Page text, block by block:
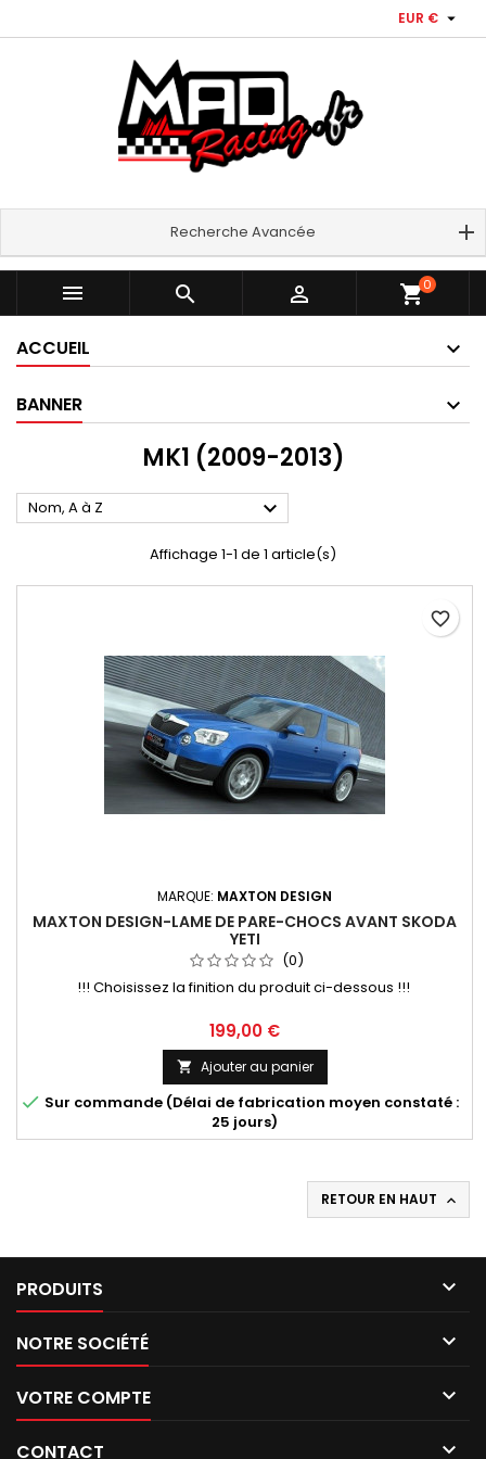
EUR € 
Recherche Avancée
   shopping_cart0
ACCUEIL
BANNER
MK1 (2009-2013)
Nom, A à Z 
Affichage 1-1 de 1 article(s)
MARQUE: MAXTON DESIGN
MAXTON DESIGN-LAME DE PARE-CHOCS AVANT SKODA
YETI
(0)
!!! Choisissez la finition du produit ci-dessous !!!
Prix
199,00 €
 Ajouter au panier
 Sur commande (Délai de fabrication moyen constaté :
25 jours)
favorite_border
RETOUR EN HAUT 
PRODUITS 
NOTRE SOCIÉTÉ 
VOTRE COMPTE 
CONTACT 